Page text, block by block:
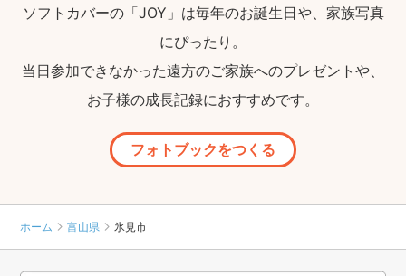
ソフトカバーの「JOY」は毎年のお誕生日や、家族写真
にぴったり。
当日参加できなかった遠方のご家族へのプレゼントや、
お子様の成長記録におすすめです。
フォトブックをつくる
ホーム 富山県 氷見市